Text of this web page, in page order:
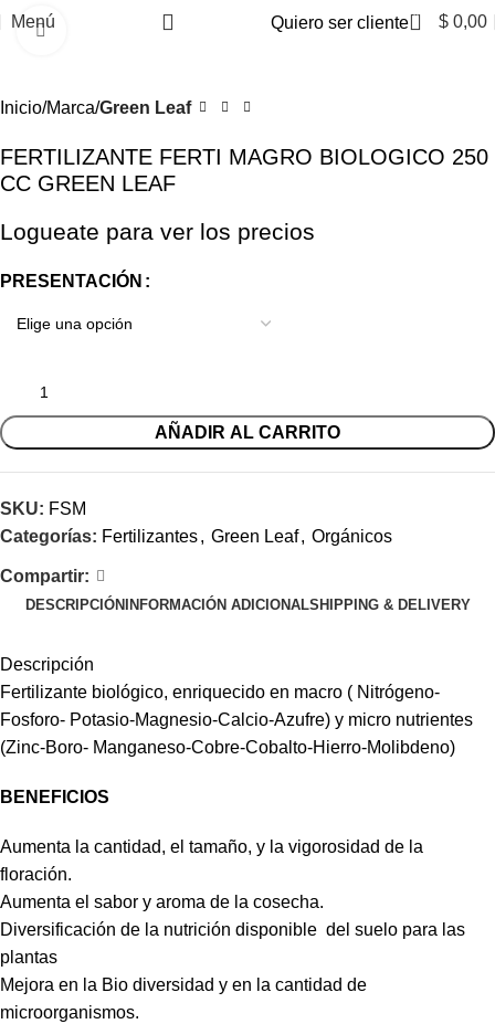
Menú Quiero ser cliente 0 $ 0,00
Clic para ampliar
Inicio Marca Green Leaf
FERTILIZANTE FERTI MAGRO BIOLOGICO 250
CC GREEN LEAF
Logueate para ver los precios
PRESENTACIÓN
AÑADIR AL CARRITO
SKU: FSM
Categorías: Fertilizantes, Green Leaf, Orgánicos
Compartir:
DESCRIPCIÓN INFORMACIÓN ADICIONALSHIPPING & DELIVERY
Descripción
Fertilizante biológico, enriquecido en macro ( Nitrógeno-
Fosforo- Potasio-Magnesio-Calcio-Azufre) y micro nutrientes
(Zinc-Boro- Manganeso-Cobre-Cobalto-Hierro-Molibdeno)
BENEFICIOS
Aumenta la cantidad, el tamaño, y la vigorosidad de la
floración.
Aumenta el sabor y aroma de la cosecha.
Diversificación de la nutrición disponible del suelo para las
plantas
Mejora en la Bio diversidad y en la cantidad de
microorganismos.